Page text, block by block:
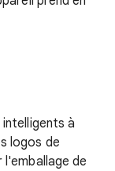
à
logos de
de